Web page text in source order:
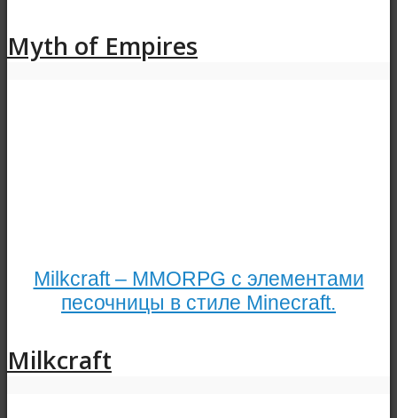
Myth of Empires
Milkcraft – MMORPG с элементами
песочницы в стиле Minecraft.
Milkcraft